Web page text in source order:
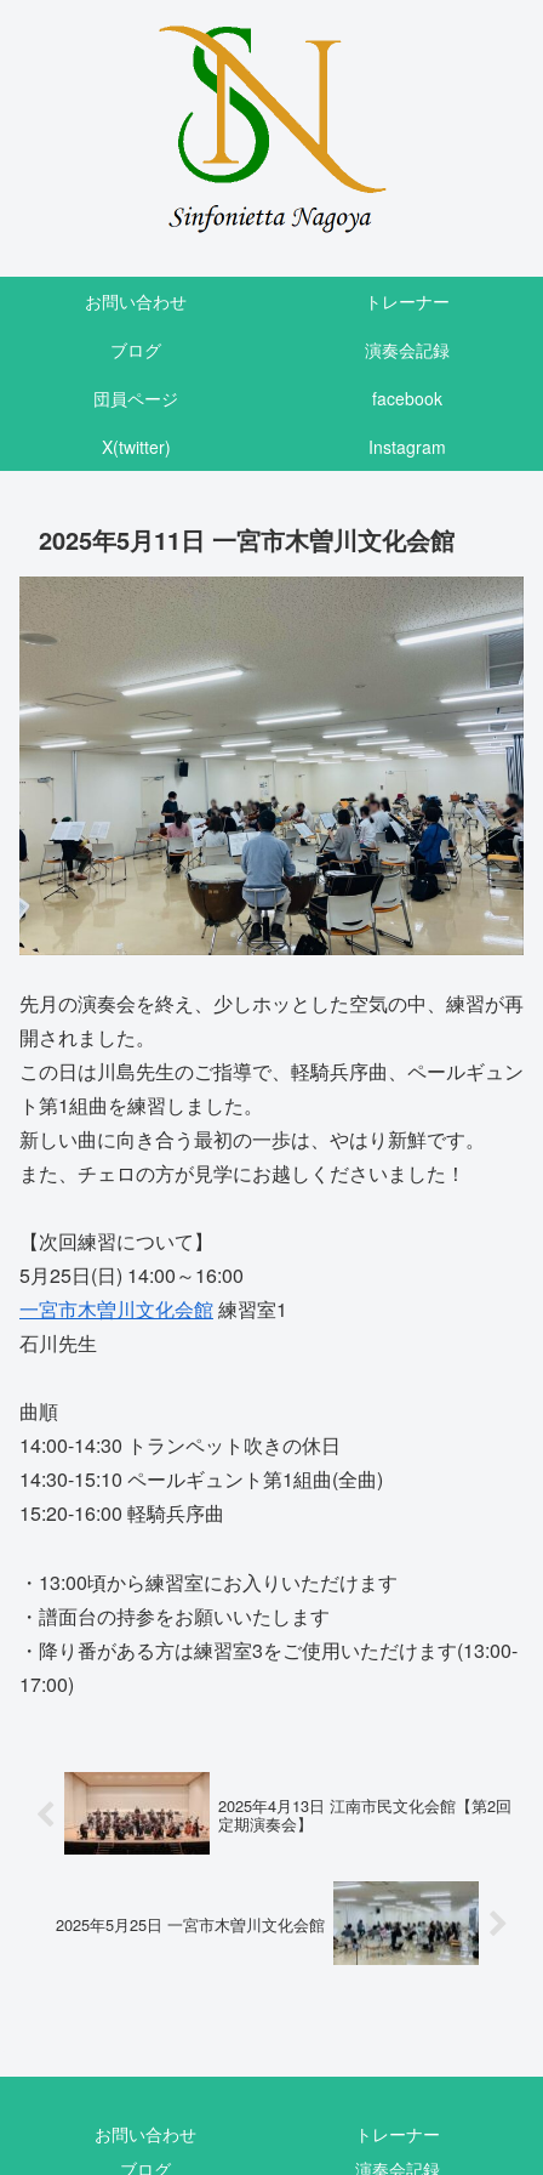
お問い合わせ
トレーナー
ブログ
演奏会記録
団員ページ
facebook
X(twitter)
Instagram
2025年5月11日 一宮市木曽川文化会館
先月の演奏会を終え、少しホッとした空気の中、練習が再
開されました。
この日は川島先生のご指導で、軽騎兵序曲、ペールギュン
ト第1組曲を練習しました。
新しい曲に向き合う最初の一歩は、やはり新鮮です。
また、チェロの方が見学にお越しくださいました！
【次回練習について】
5月25日(日) 14:00～16:00
一宮市木曽川文化会館練習室1
石川先生
曲順
14:00-14:30 トランペット吹きの休日
14:30-15:10 ペールギュント第1組曲(全曲)
15:20-16:00 軽騎兵序曲
・13:00頃から練習室にお入りいただけます
・譜面台の持参をお願いいたします
・降り番がある方は練習室3をご使用いただけます(13:00-
17:00)
2025年4月13日 江南市民文化会館【第2回
定期演奏会】
2025年5月25日 一宮市木曽川文化会館
お問い合わせ
トレーナー
ブログ
演奏会記録